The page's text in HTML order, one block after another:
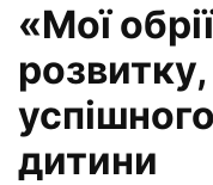
«Мої
розвитку,
дитини